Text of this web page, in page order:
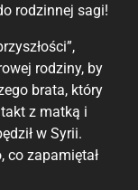
rodzinnej sagi!
rodziny, by
brata, który
z matką i
w Syrii.
co zapamiętał